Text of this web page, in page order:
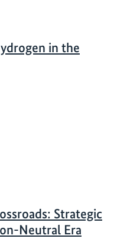
in the
Strategic
Neutral Era